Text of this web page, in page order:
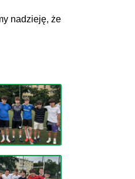
nadzieję, że